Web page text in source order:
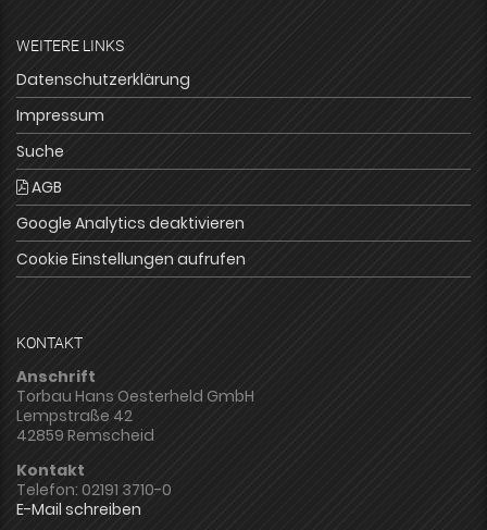
WEITERE LINKS
Datenschutzerklärung
Impressum
Suche
AGB
Google Analytics deaktivieren
Cookie Einstellungen aufrufen
KONTAKT
Anschrift
Torbau Hans Oesterheld GmbH
Lempstraße 42
42859 Remscheid
Kontakt
Telefon: 02191 3710-0
E-Mail schreiben